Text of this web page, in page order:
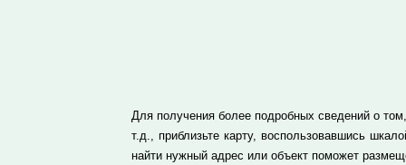
Для получения более подробных сведений о
т.д., приблизьте карту, воспользовавшись
найти нужный адрес или объект поможет